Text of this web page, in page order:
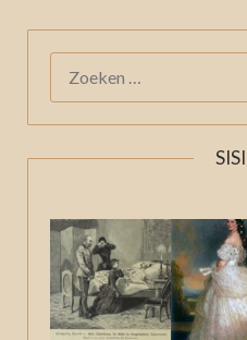
NAAR:
SISI